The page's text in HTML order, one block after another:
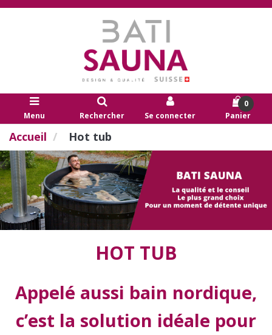
Menu Rechercher Se connecter
0
Panier
Accueil Hot tub
HOT TUB
Appelé aussi bain nordique,
c’est la solution idéale pour